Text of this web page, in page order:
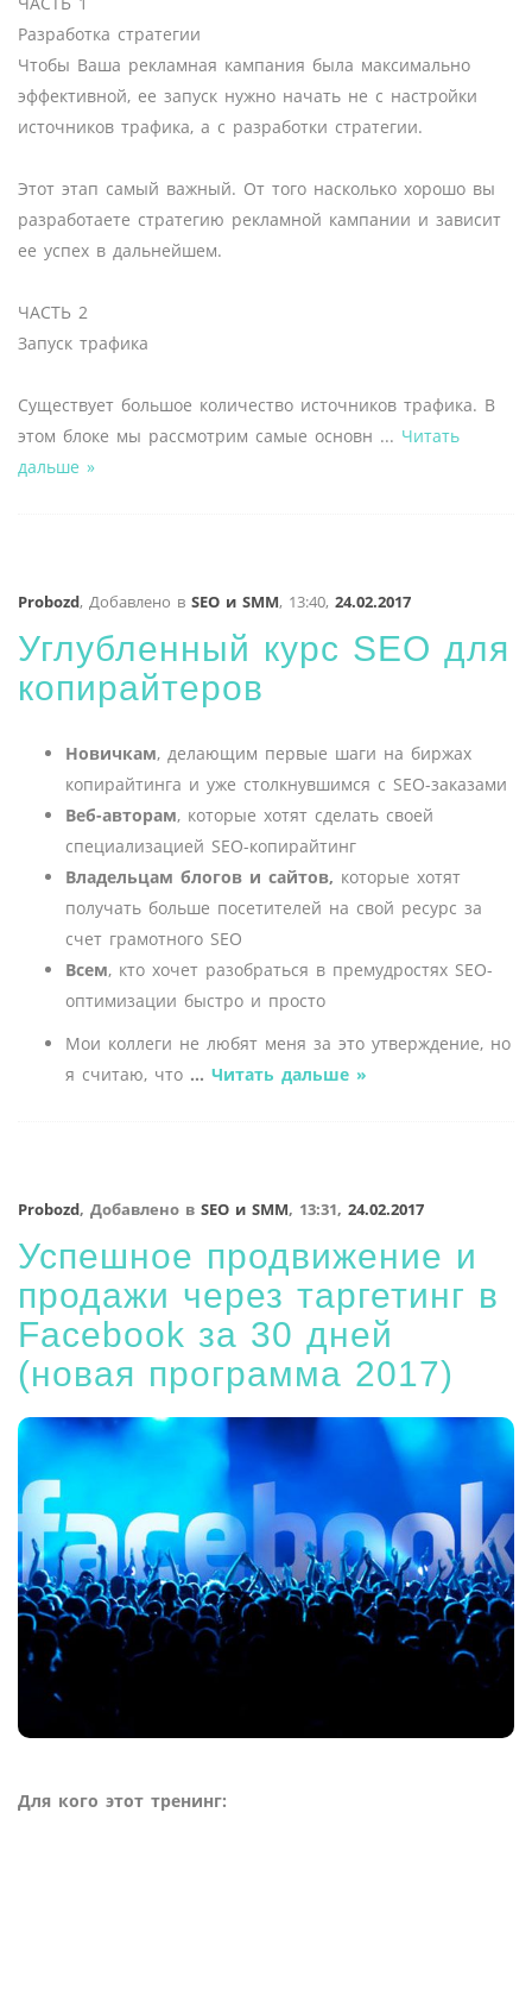
Разработка стратегии
Чтобы Ваша рекламная кампания была максимально
эффективной, ее запуск нужно начать не с настройки
источников трафика, а с разработки стратегии.
Этот этап самый важный. От того насколько хорошо вы
разработаете стратегию рекламной кампании и зависит
ее успех в дальнейшем.
ЧАСТЬ 2
Запуск трафика
Существует большое количество источников трафика. В
этом блоке мы рассмотрим самые основн ... Читать
дальше »
Probozd, Добавлено в SEO и SMM, 13:40, 24.02.2017
Углубленный курс SEO для
копирайтеров
Новичкам, делающим первые шаги на биржах
копирайтинга и уже столкнувшимся с SEO-заказами
Веб-авторам, которые хотят сделать своей
специализацией SEO-копирайтинг
Владельцам блогов и сайтов, которые хотят
получать больше посетителей на свой ресурс за
счет грамотного SEO
Всем, кто хочет разобраться в премудростях SEO-
оптимизации быстро и просто
Мои коллеги не любят меня за это утверждение, но
я считаю, что ... Читать дальше »
Probozd, Добавлено в SEO и SMM, 13:31, 24.02.2017
Успешное продвижение и
продажи через таргетинг в
Facebook за 30 дней
(новая программа 2017)
Для кого этот тренинг: